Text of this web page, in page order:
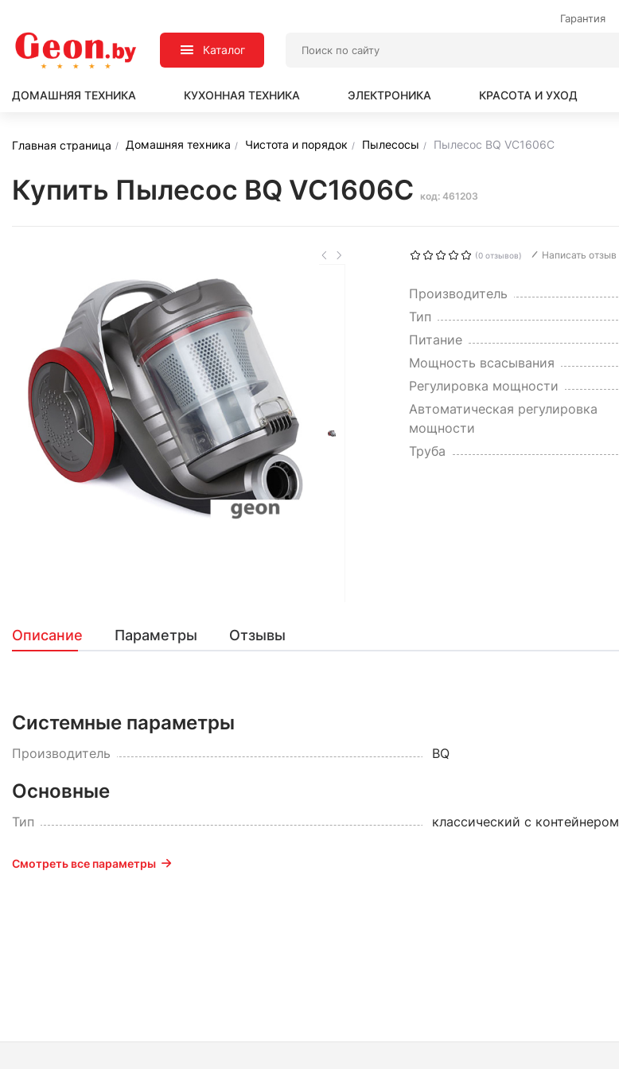
Гарантия
Каталог
ДОМАШНЯЯ ТЕХНИКА КУХОННАЯ ТЕХНИКА ЭЛЕКТРОНИКА КРАСОТА И УХОД
Главная страница Домашняя техника Чистота и порядок Пылесосы Пылесос BQ VC1606C
Купить Пылесос BQ VC1606C код: 461203
(0 отзывов) Написать отзыв
Производитель
Тип
Питание
Мощность всасывания
Регулировка мощности
Автоматическая регулировка
мощности
Труба
Описание Параметры Отзывы
Системные параметры
Производитель BQ
Основные
Тип классический с контейнером
Смотреть все параметры